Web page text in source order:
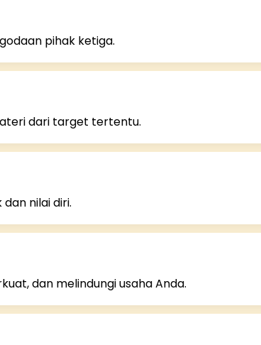
pihak ketiga.
dari target tertentu.
nilai diri.
dan melindungi usaha Anda.